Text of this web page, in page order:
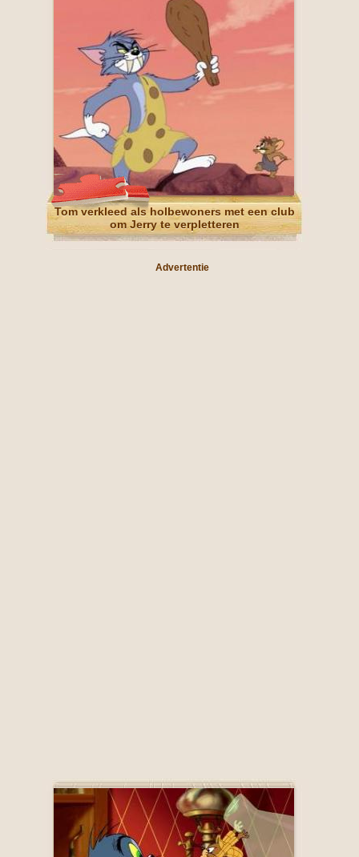
Tom verkleed als holbewoners met een club
om Jerry te verpletteren
Advertentie